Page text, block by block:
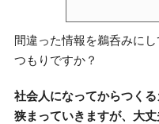
間違った情報を鵜呑みに
つもりですか？
社会人になってからつく
狭まっていきますが、大丈